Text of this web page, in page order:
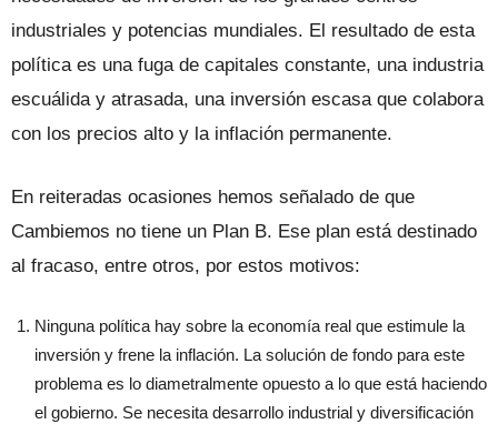
industriales y potencias mundiales. El resultado de esta
política es una fuga de capitales constante, una industria
escuálida y atrasada, una inversión escasa que colabora
con los precios alto y la inflación permanente.
En reiteradas ocasiones hemos señalado de que
Cambiemos no tiene un Plan B. Ese plan está destinado
al fracaso, entre otros, por estos motivos:
Ninguna política hay sobre la economía real que estimule la
inversión y frene la inflación. La solución de fondo para este
problema es lo diametralmente opuesto a lo que está haciendo
el gobierno. Se necesita desarrollo industrial y diversificación